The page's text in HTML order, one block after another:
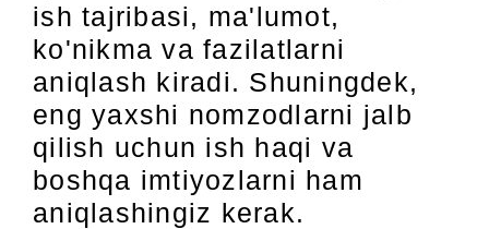
ish tajribasi, ma'lumot,
ko'nikma va fazilatlarni
aniqlash kiradi. Shuningdek,
eng yaxshi nomzodlarni jalb
qilish uchun ish haqi va
boshqa imtiyozlarni ham
aniqlashingiz kerak.